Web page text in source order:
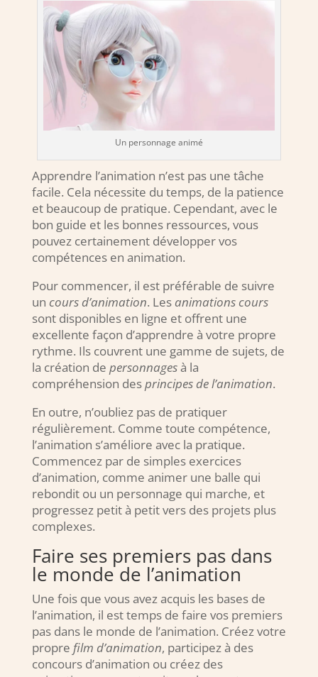
Un personnage animé
Apprendre l’animation n’est pas une tâche
facile. Cela nécessite du temps, de la patience
et beaucoup de pratique. Cependant, avec le
bon guide et les bonnes ressources, vous
pouvez certainement développer vos
compétences en animation.
Pour commencer, il est préférable de suivre
un cours d’animation. Les animations cours
sont disponibles en ligne et offrent une
excellente façon d’apprendre à votre propre
rythme. Ils couvrent une gamme de sujets, de
la création de personnagesà la
compréhension desprincipes de l’animation.
En outre, n’oubliez pas de pratiquer
régulièrement. Comme toute compétence,
l’animation s’améliore avec la pratique.
Commencez par de simples exercices
d’animation, comme animer une balle qui
rebondit ou un personnage qui marche, et
progressez petit à petit vers des projets plus
complexes.
Faire ses premiers pas dans
le monde de l’animation
Une fois que vous avez acquis les bases de
l’animation, il est temps de faire vos premiers
pas dans le monde de l’animation. Créez votre
propre film d’animation, participez à des
concours d’animation ou créez des